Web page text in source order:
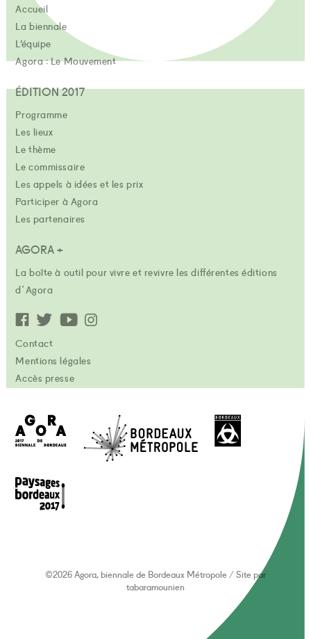
Accueil
La biennale
L’équipe
Agora : Le Mouvement
ÉDITION 2017
Programme
Les lieux
Le thème
Le commissaire
Les appels à idées et les prix
Participer à Agora
Les partenaires
AGORA +
La boîte à outil pour vivre et revivre les différentes éditions
d'Agora
Contact
Mentions légales
Accès presse
©2026 Agora, biennale de Bordeaux Métropole /Site par
tabaramounien